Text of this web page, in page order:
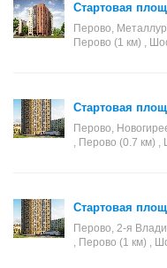
Стартовая
Перово,
Перово (1 км) ,
Стартовая
Перово,
, Перово (0.7 км) ,
Стартовая
Перово, 2-я
, Перово (1 км) ,